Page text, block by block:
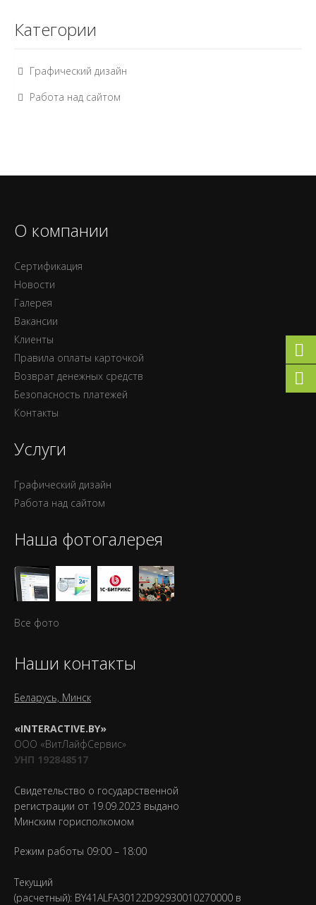
Категории
Графический дизайн
Работа над сайтом
О компании
Сертификация
Новости
Галерея
Вакансии
Клиенты
Правила оплаты карточкой
Возврат денежных средств
Безопасность платежей
Контакты
Услуги
Графический дизайн
Работа над сайтом
Наша фотогалерея
Все фото
Наши контакты
Беларусь, Минск
«INTERACTIVE.BY»
ООО «ВитЛайфСервис»
УНП 192848517
Свидетельство о государственной
регистрации от 19.09.2023 выдано
Минским горисполкомом
Режим работы 09:00 – 18:00
Текущий
(расчетный): BY41ALFA30122D92930010270000 в